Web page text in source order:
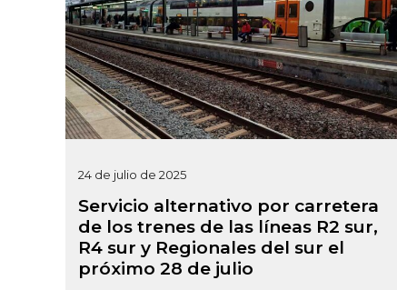
24 de julio de 2025
Servicio alternativo por carretera
de los trenes de las líneas R2 sur,
R4 sur y Regionales del sur el
próximo 28 de julio